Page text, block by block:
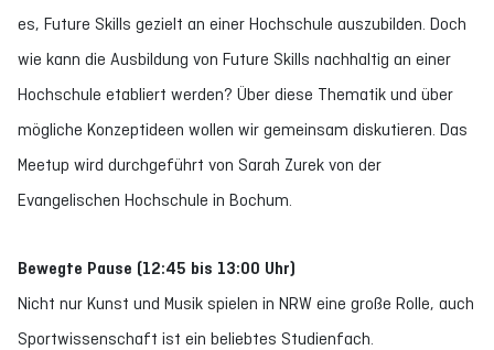
es, Future Skills gezielt an einer Hochschule auszubilden. Doch
wie kann die Ausbildung von Future Skills nachhaltig an einer
Hochschule etabliert werden? Über diese Thematik und über
mögliche Konzeptideen wollen wir gemeinsam diskutieren. Das
Meetup wird durchgeführt von Sarah Zurek von der
Evangelischen Hochschule in Bochum.
Bewegte Pause (12:45 bis 13:00 Uhr)
Nicht nur Kunst und Musik spielen in NRW eine große Rolle, auch
Sportwissenschaft ist ein beliebtes Studienfach.